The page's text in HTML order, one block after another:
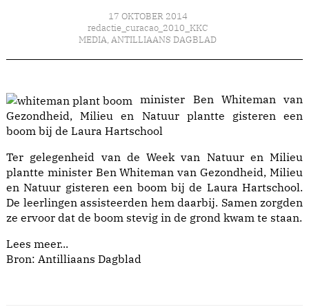
17 OKTOBER 2014
redactie_curacao_2010_KKC
MEDIA, ANTILLIAANS DAGBLAD
minister Ben Whiteman van
Gezondheid, Milieu en Natuur plantte gisteren een
boom bij de Laura Hartschool
Ter gelegenheid van de Week van Natuur en Milieu
plantte minister Ben Whiteman van Gezondheid, Milieu
en Natuur gisteren een boom bij de Laura Hartschool.
De leerlingen assisteerden hem daarbij. Samen zorgden
ze ervoor dat de boom stevig in de grond kwam te staan.
Lees meer...
Bron: Antilliaans Dagblad